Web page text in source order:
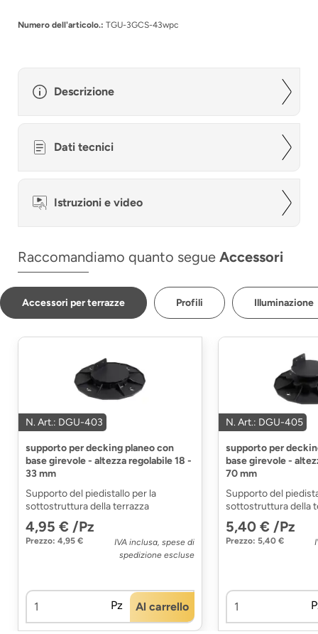
Numero dell'articolo.: TGU-3GCS-43wpc
Descrizione
Dati tecnici
Istruzioni e video
Raccomandiamo quanto segue Accessori
Accessori per terrazze Profili Illuminazione
N. Art.: DGU-403
supporto per decking planeo con
base girevole - altezza regolabile 18 -
33 mm
Supporto del piedistallo per la
sottostruttura della terrazza
4,95 € /Pz
Prezzo: 4,95 €
IVA inclusa, spese di
spedizione escluse
Pz Al carrello
N. Art.: DGU-405
supporto per
base girevole -
70 mm
Supporto del
sottostruttura della
5,40 € /Pz
Prezzo: 5,40 €